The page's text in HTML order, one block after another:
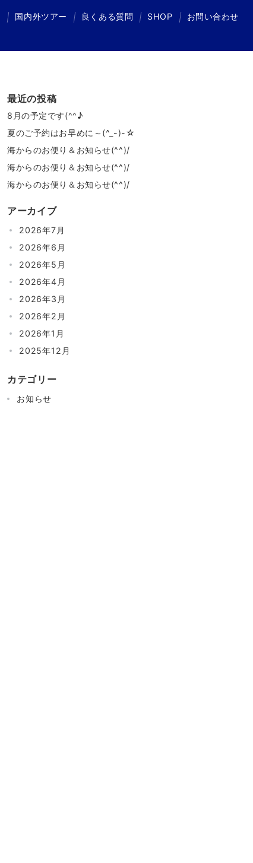
国内外ツアー 良くある質問 SHOP お問い合わせ
最近の投稿
8月の予定です(^^♪
夏のご予約はお早めに～(^_-)-☆
海からのお便り＆お知らせ(^^)/
海からのお便り＆お知らせ(^^)/
海からのお便り＆お知らせ(^^)/
アーカイブ
2026年7月
2026年6月
2026年5月
2026年4月
2026年3月
2026年2月
2026年1月
2025年12月
カテゴリー
お知らせ